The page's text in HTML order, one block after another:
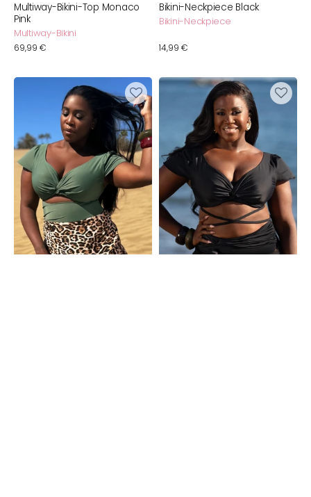
Multiway-Bikini-Top Monaco
Pink
Multiway-Bikini
Normaler
69,99 €
Bikini-Neckpiece Black
Bikini-Neckpiece
Normaler
14,99 €
Bikini-
Bikini-